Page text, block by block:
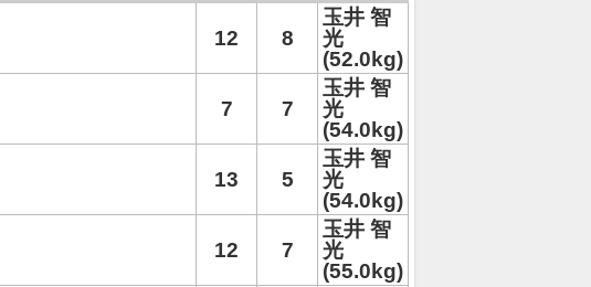
12 8
玉井 智
光
(52.0kg)
7 7
玉井 智
光
(54.0kg)
13 5
玉井 智
光
(54.0kg)
12 7
玉井 智
光
(55.0kg)